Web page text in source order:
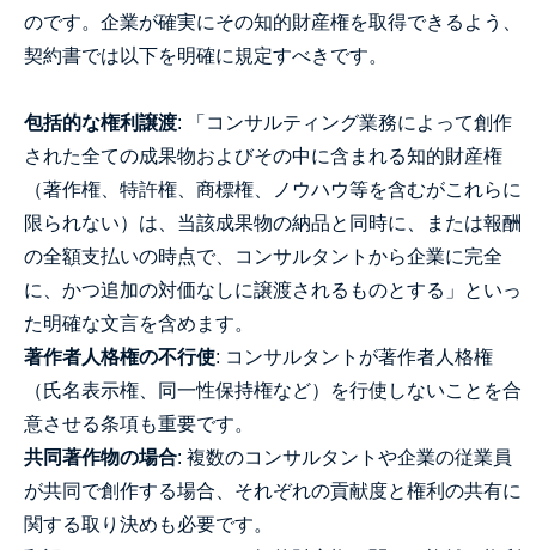
のです。企業が確実にその知的財産権を取得できるよう、
契約書では以下を明確に規定すべきです。
包括的な権利譲渡: 「コンサルティング業務によって創作
された全ての成果物およびその中に含まれる知的財産権
（著作権、特許権、商標権、ノウハウ等を含むがこれらに
限られない）は、当該成果物の納品と同時に、または報酬
の全額支払いの時点で、コンサルタントから企業に完全
に、かつ追加の対価なしに譲渡されるものとする」といっ
た明確な文言を含めます。
著作者人格権の不行使: コンサルタントが著作者人格権
（氏名表示権、同一性保持権など）を行使しないことを合
意させる条項も重要です。
共同著作物の場合: 複数のコンサルタントや企業の従業員
が共同で創作する場合、それぞれの貢献度と権利の共有に
関する取り決めも必要です。